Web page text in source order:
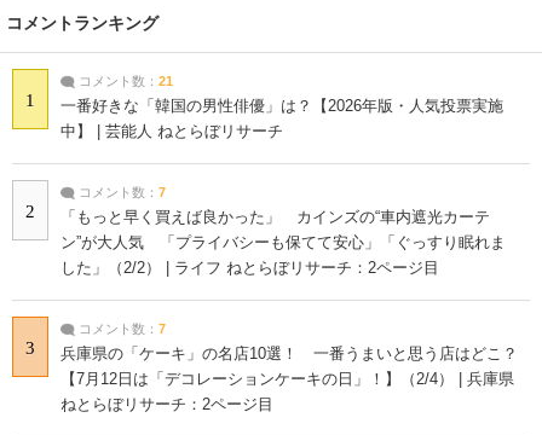
コメントランキング
1
コメント数： 21
一番好きな「韓国の男性俳優」は？【2026年版・人気投票実施
中】 | 芸能人 ねとらぼリサーチ
2
コメント数： 7
「もっと早く買えば良かった」 カインズの“車内遮光カーテ
ン”が大人気 「プライバシーも保てて安心」「ぐっすり眠れま
した」（2/2） | ライフ ねとらぼリサーチ：2ページ目
3
コメント数： 7
兵庫県の「ケーキ」の名店10選！ 一番うまいと思う店はどこ？
【7月12日は「デコレーションケーキの日」！】（2/4） | 兵庫県
ねとらぼリサーチ：2ページ目